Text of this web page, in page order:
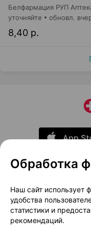
Белфармация РУП
8,40 р.
уточняйте обновл.
О
Размещение
Обработка
Наш сайт использует
удобства
статистики и
рекомендаций.